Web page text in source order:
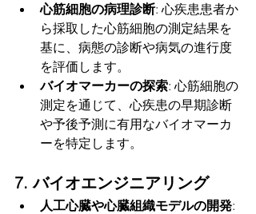
心筋細胞の病理診断: 心疾患患者か
ら採取した心筋細胞の測定結果を
基に、病態の診断や病気の進行度
を評価します。
バイオマーカーの探索: 心筋細胞の
測定を通じて、心疾患の早期診断
や予後予測に有用なバイオマーカ
ーを特定します。
7. バイオエンジニアリング
人工心臓や心臓組織モデルの開発: